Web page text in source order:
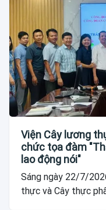
Viện Cây lương
chức tọa đàm
lao động nói"
Sáng ngày 22/7/
thực và Cây thực